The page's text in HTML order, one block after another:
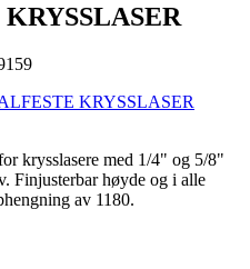
krysslasere med 1/4" og 5/8"
Finjusterbar høyde og i alle
av 1180.